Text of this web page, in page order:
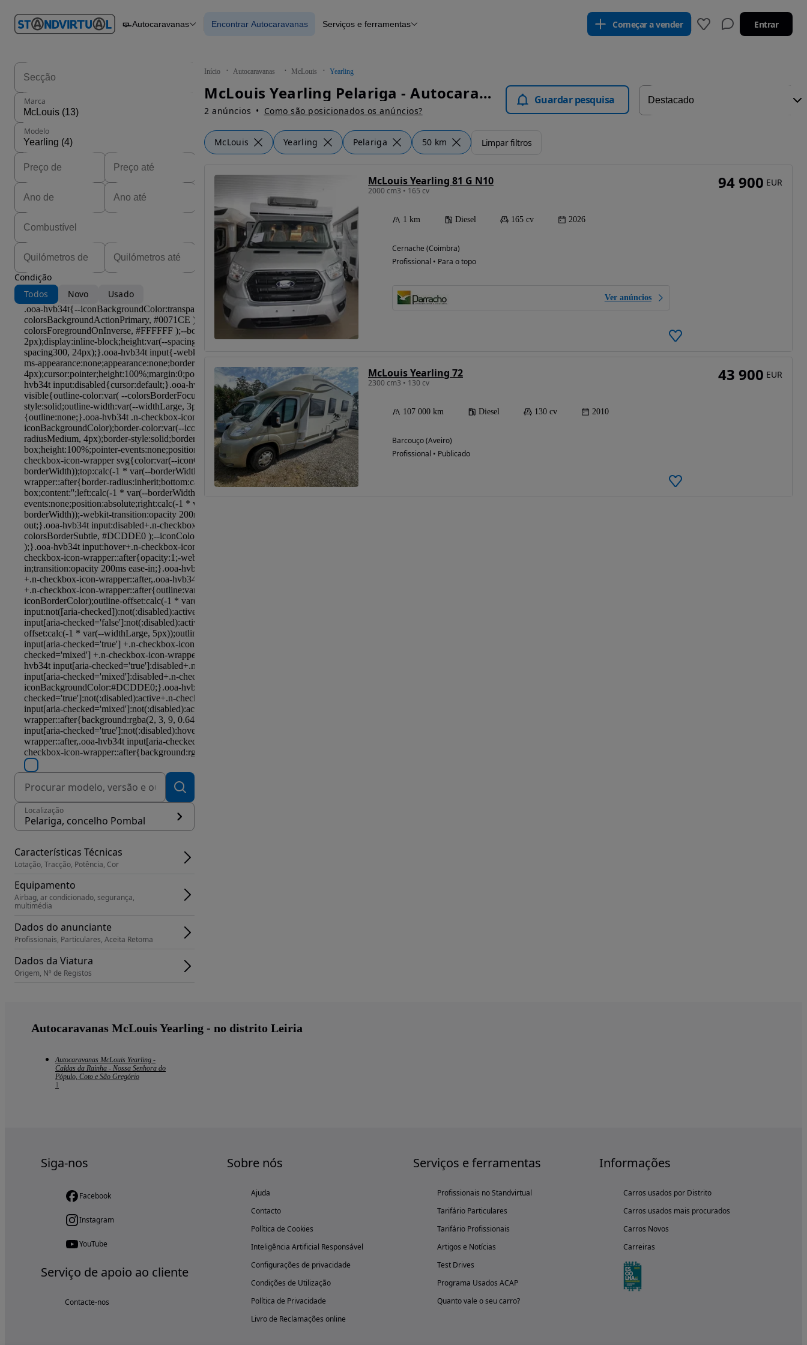
em
Carros Carros
Autocaravanas Encontrar Autocaravanas Serviços e ferramentas Começar a vender Entrar
Início Autocaravanas McLouis Yearling
McLouis Yearling Pelariga - Autocaravanas
2 anúncios Como são posicionados os anúncios?
Guardar pesquisa
McLouis Yearling Pelariga 50 km Limpar filtros
Marca
Modelo
Condição
Todos
Novo Usado
Localização
Pelariga, concelho Pombal
Características Técnicas
Lotação, Tracção, Potência, Cor
Equipamento
Airbag, ar condicionado, segurança,
multimédia
Dados do anunciante
Profissionais, Particulares, Aceita Retoma
Dados da Viatura
Origem, Nº de Registos
McLouis Yearling 81 G N10
2000 cm3 • 165 cv
1 km Diesel 165 cv 2026
Cernache (Coimbra)
Profissional • Para o topo
Ver anúncios
94 900 EUR
McLouis Yearling 72
2300 cm3 • 130 cv
107 000 km Diesel 130 cv 2010
Barcouço (Aveiro)
Profissional • Publicado
43 900 EUR
Autocaravanas McLouis Yearling - no distrito Leiria
Autocaravanas McLouis Yearling -
Caldas da Rainha - Nossa Senhora do
Pópulo, Coto e São Gregório
1
Siga-nos
Facebook
Instagram
YouTube
Serviço de apoio ao cliente
Contacte-nos
Sobre nós
Ajuda
Contacto
Política de Cookies
Inteligência Artificial Responsável
Configurações de privacidade
Condições de Utilização
Política de Privacidade
Livro de Reclamações online
Serviços e ferramentas
Profissionais no Standvirtual
Tarifário Particulares
Tarifário Profissionais
Artigos e Notícias
Test Drives
Programa Usados ACAP
Quanto vale o seu carro?
Informações
Carros usados por Distrito
Carros usados mais procurados
Carros Novos
Carreiras